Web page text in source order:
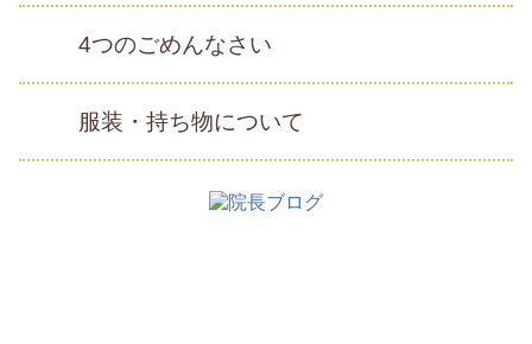
4つのごめんなさい
服装・持ち物について